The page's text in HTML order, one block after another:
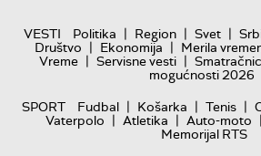
VESTI Politika | Region | Svet |
Društvo | Ekonomija | Merila
Vreme | Servisne vesti |
mogućnosti 2026
SPORT
Fudbal | Košarka | Tenis |
Vaterpolo | Atletika | Auto-moto |
Memorijal RTS